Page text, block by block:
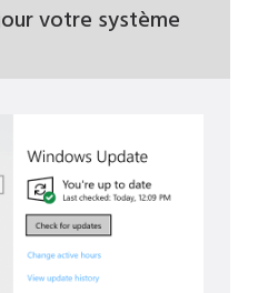
votre système